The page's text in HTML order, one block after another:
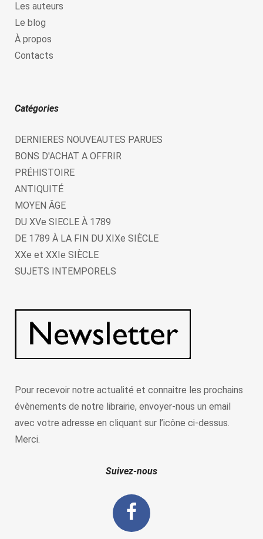
Les auteurs
Le blog
À propos
Contacts
Catégories
DERNIERES NOUVEAUTES PARUES
BONS D'ACHAT A OFFRIR
PRÉHISTOIRE
ANTIQUITÉ
MOYEN ÂGE
DU XVe SIECLE À 1789
DE 1789 À LA FIN DU XIXe SIÈCLE
XXe et XXIe SIÈCLE
SUJETS INTEMPORELS
Pour recevoir notre actualité et connaitre les prochains
évènements de notre librairie, envoyer-nous un email
avec votre adresse en cliquant sur l’icône ci-dessus.
Merci.
Suivez-nous